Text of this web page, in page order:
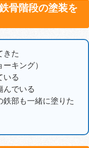
骨階段の塗装を
きた
キング）
いる
んでいる
部も一緒に塗りた